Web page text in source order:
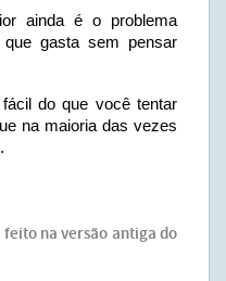
ainda é o problema
gasta sem pensar
do que você tentar
na maioria das vezes
na versão antiga do